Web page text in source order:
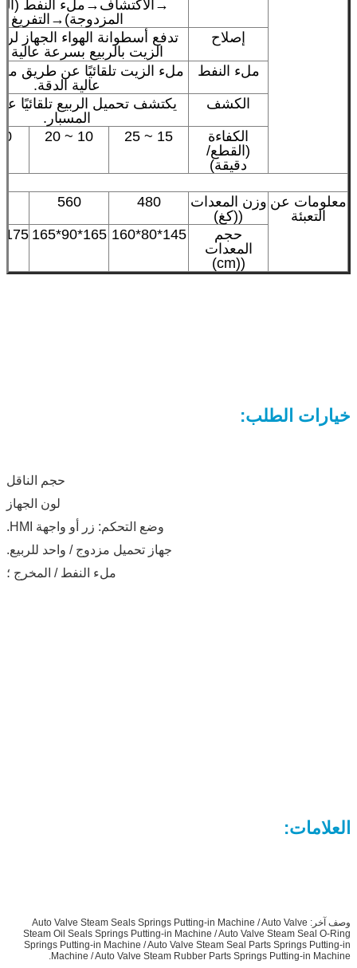
→الاكتشاف→ملء النفط
المزدوجة)→التفريغ
إصلاح
تدفع أسطوانة الهواء الجهاز
الزيت بالربيع بسرعة عالية
ملء النفط
ملء الزيت تلقائيًا عن طريق
عالية الدقة.
الكشف
يكتشف تحميل الربيع تلقائيًا
المسبار.
الكفاءة
(القطع/
دقيقة)
15 ~ 25
10 ~ 20
15
معلومات عن
التعبئة
وزن المعدات
((كغ)
480
560
حجم
المعدات
((cm)
145*80*160
165*90*165
175*100*165
خيارات الطلب:
حجم الناقل
لون الجهاز
وضع التحكم: زر أو واجهة HMI.
جهاز تحميل مزدوج / واحد للربيع.
ملء النفط / المخرج ؛
العلامات:
وصف آخر: Auto Valve Steam Seals Springs Putting-in Machine / Auto Valve
Steam Oil Seals Springs Putting-in Machine / Auto Valve Steam Seal O-Ring
Springs Putting-in Machine / Auto Valve Steam Seal Parts Springs Putting-in
Machine / Auto Valve Steam Rubber Parts Springs Putting-in Machine.